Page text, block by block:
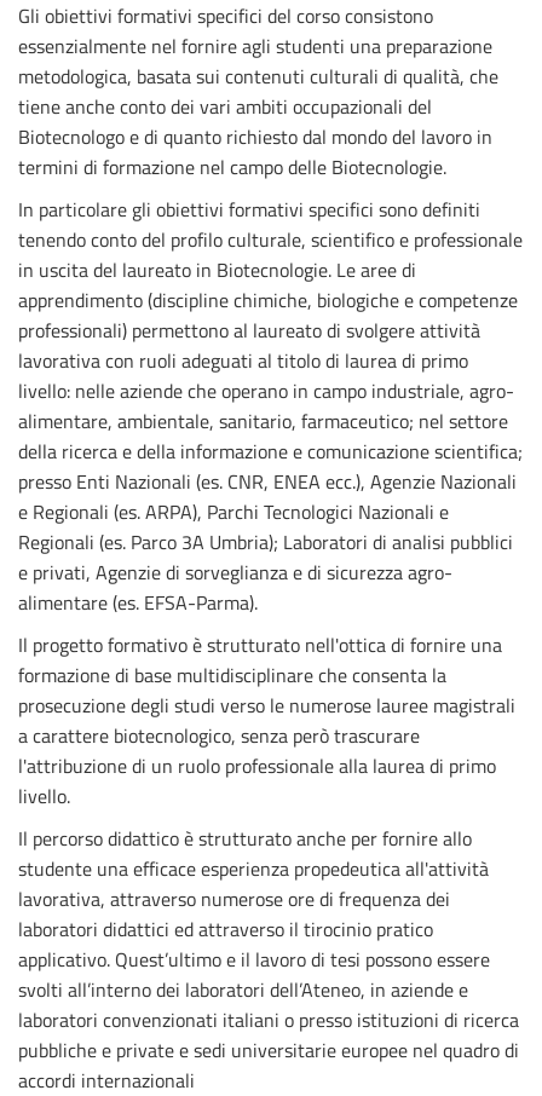
Gli obiettivi formativi specifici del corso consistono
essenzialmente nel fornire agli studenti una preparazione
metodologica, basata sui contenuti culturali di qualità, che
tiene anche conto dei vari ambiti occupazionali del
Biotecnologo e di quanto richiesto dal mondo del lavoro in
termini di formazione nel campo delle Biotecnologie.
In particolare gli obiettivi formativi specifici sono definiti
tenendo conto del profilo culturale, scientifico e professionale
in uscita del laureato in Biotecnologie. Le aree di
apprendimento (discipline chimiche, biologiche e competenze
professionali) permettono al laureato di svolgere attività
lavorativa con ruoli adeguati al titolo di laurea di primo
livello: nelle aziende che operano in campo industriale, agro-
alimentare, ambientale, sanitario, farmaceutico; nel settore
della ricerca e della informazione e comunicazione scientifica;
presso Enti Nazionali (es. CNR, ENEA ecc.), Agenzie Nazionali
e Regionali (es. ARPA), Parchi Tecnologici Nazionali e
Regionali (es. Parco 3A Umbria); Laboratori di analisi pubblici
e privati, Agenzie di sorveglianza e di sicurezza agro-
alimentare (es. EFSA-Parma).
Il progetto formativo è strutturato nell'ottica di fornire una
formazione di base multidisciplinare che consenta la
prosecuzione degli studi verso le numerose lauree magistrali
a carattere biotecnologico, senza però trascurare
l'attribuzione di un ruolo professionale alla laurea di primo
livello.
Il percorso didattico è strutturato anche per fornire allo
studente una efficace esperienza propedeutica all'attività
lavorativa, attraverso numerose ore di frequenza dei
laboratori didattici ed attraverso il tirocinio pratico
applicativo. Quest’ultimo e il lavoro di tesi possono essere
svolti all’interno dei laboratori dell’Ateneo, in aziende e
laboratori convenzionati italiani o presso istituzioni di ricerca
pubbliche e private e sedi universitarie europee nel quadro di
accordi internazionali